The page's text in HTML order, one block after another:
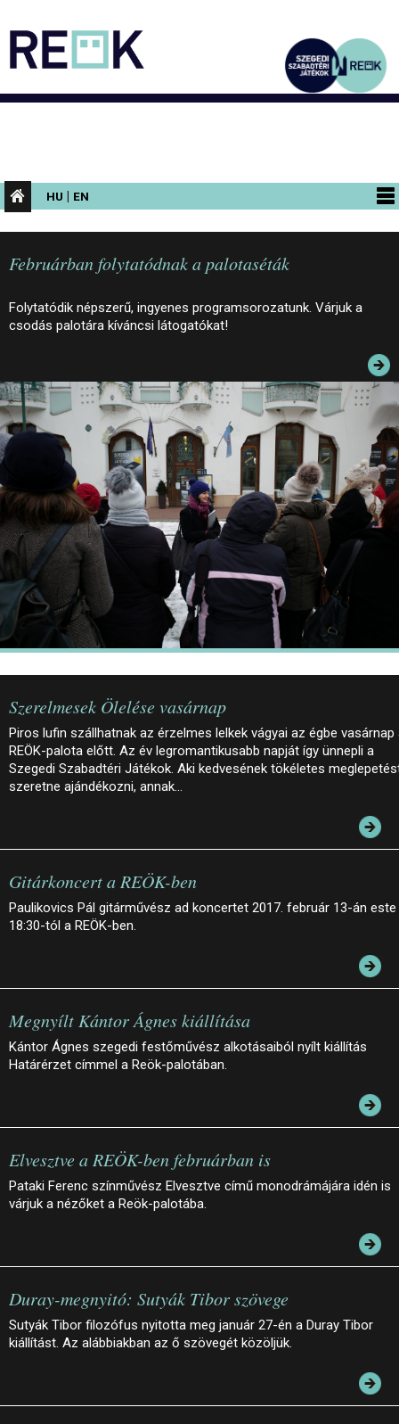
HU | EN
PROGRAMOK
KIÁLLÍTÁSOK
AZ ÉPÜLET
INFORMÁCIÓK
JEGYEK
ELÉRHETŐSÉG
PALOTASÉTÁK ÉS VEZETÉSEK
KÖZÉRDEKŰ ADATOK
Februárban folytatódnak a palotaséták
Folytatódik népszerű, ingyenes programsorozatunk. Várjuk a
csodás palotára kíváncsi látogatókat!
Szerelmesek Ölelése vasárnap
Piros lufin szállhatnak az érzelmes lelkek vágyai az égbe vasárnap
REÖK-palota előtt. Az év legromantikusabb napját így ünnepli a
Szegedi Szabadtéri Játékok. Aki kedvesének tökéletes
szeretne ajándékozni, annak…
Gitárkoncert a REÖK-ben
Paulikovics Pál gitárművész ad koncertet 2017. február 13-án este
18:30-tól a REÖK-ben.
Megnyílt Kántor Ágnes kiállítása
Kántor Ágnes szegedi festőművész alkotásaiból nyílt kiállítás
Határérzet címmel a Reök-palotában.
Elvesztve a REÖK-ben februárban is
Pataki Ferenc színművész Elvesztve című monodrámájára idén is
várjuk a nézőket a Reök-palotába.
Duray-megnyitó: Sutyák Tibor szövege
Sutyák Tibor filozófus nyitotta meg január 27-én a Duray Tibor
kiállítást. Az alábbiakban az ő szövegét közöljük.